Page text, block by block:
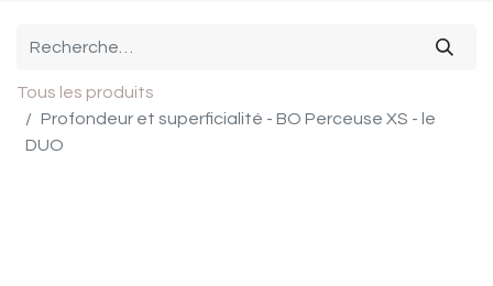
Tous les produits
Profondeur et superficialité - BO Perceuse XS - le
DUO